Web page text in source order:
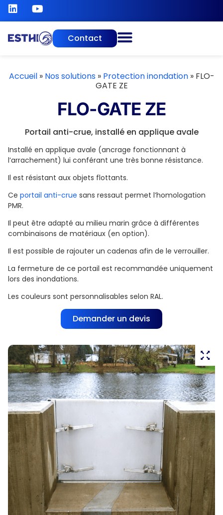
Contact
Accueil» Nos solutions» Protection inondation» FLO-
GATE ZE
FLO-GATE ZE
Portail anti-crue, installé en applique avale
Installé en applique avale (ancrage fonctionnant à
l’arrachement) lui conférant une très bonne résistance.
Il est résistant aux objets flottants.
Ce portail anti-crue sans ressaut permet l’homologation
PMR.
Il peut être adapté au milieu marin grâce à différentes
combinaisons de matériaux (en option).
Il est possible de rajouter un cadenas afin de le verrouiller.
La fermeture de ce portail est recommandée uniquement
lors des inondations.
Les couleurs sont personnalisables selon RAL.
Demander un devis